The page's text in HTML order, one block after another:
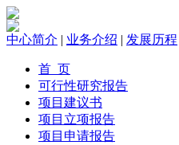
中心简介 | 业务介绍 | 发展历程
首 页
可行性研究报告
项目建议书
项目立项报告
项目申请报告